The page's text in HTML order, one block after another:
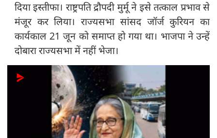
दिया इस्तीफा। राष्ट्रपति द्रौपदी मुर्मू ने इसे तत्काल प्रभाव से
मंजूर कर लिया। राज्यसभा सांसद जॉर्ज कुरियन का
कार्यकाल 21 जून को समाप्‍त हो गया था। भाजपा ने उन्हें
दोबारा राज्यसभा में नहीं भेजा।